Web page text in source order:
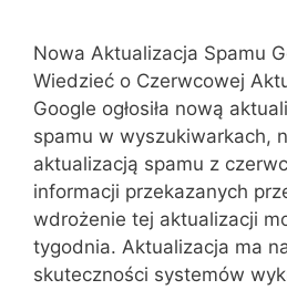
Nowa Aktualizacja Spamu
Wiedzieć o Czerwcowej
Google ogłosiła nową
spamu w wyszukiwarkach,
aktualizacją spamu z
informacji przekazanych
wdrożenie tej aktualizacji
tygodnia. Aktualizacja ma
skuteczności systemów